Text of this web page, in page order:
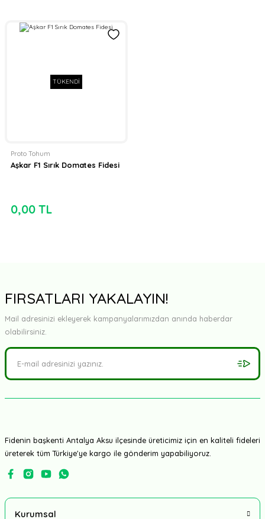
TÜKENDİ
Proto Tohum
Aşkar F1 Sırık Domates Fidesi
0,00 TL
FIRSATLARI YAKALAYIN!
Mail adresinizi ekleyerek kampanyalarımızdan anında haberdar
olabilirsiniz.
Fidenin başkenti Antalya Aksu ilçesinde üreticimiz için en kaliteli fideleri
üreterek tüm Türkiye'ye kargo ile gönderim yapabiliyoruz.
Kurumsal